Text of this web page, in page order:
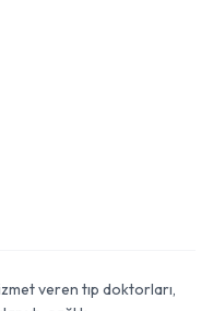
veren tıp doktorları,